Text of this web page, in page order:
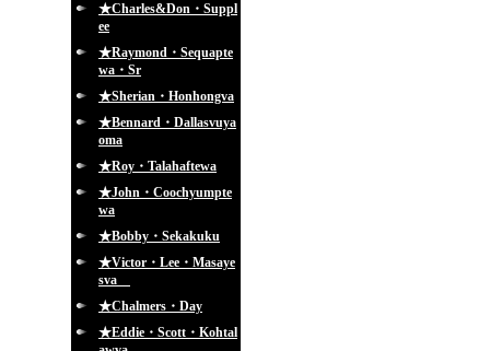
★Charles&Don・Suppl
ee
★Raymond・Sequapte
wa・Sr
★Sherian・Honhongva
★Bennard・Dallasvuya
oma
★Roy・Talahaftewa
★John・Coochyumpte
wa
★Bobby・Sekakuku
★Victor・Lee・Masaye
sva
★Chalmers・Day
★Eddie・Scott・Kohtal